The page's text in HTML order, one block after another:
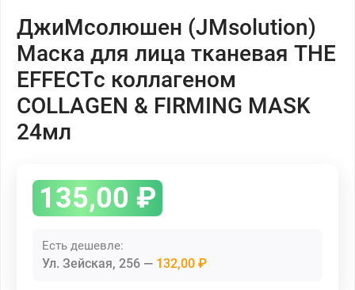
ДжиМсолюшен (JMsolution)
Маска для лица тканевая THE
EFFECTс коллагеном
COLLAGEN & FIRMING MASK
24мл
135,00 ₽
Есть дешевле:
Ул. Зейская, 256 132,00 ₽